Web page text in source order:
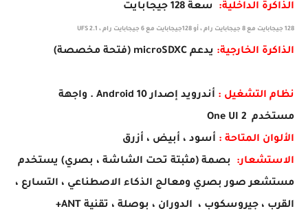
الذاكرة الداخلية: سعة 128 جيجابايت
128 جيجابايت مع 8 جيجابايت رام ، أو 128جيجابايت مع 6 جيجابايت رام ، UFS 2.1
الذاكرة الخارجية: يدعم microSDXC (فتحة مخصصة)
نظام التشغيل :
أندرويد إصدار Android 10 . واجهة
مستخدم One UI 2
الألوان المتاحة : أسود ، أبيض ، أزرق
الاستشعار: بصمة (مثبتة تحت الشاشة ، بصري) يستخدم
مستشعر صور بصري ومعالج الذكاء الاصطناعي ، التسارع ،
القرب ، جيروسكوب ، الدوران ، بوصلة ، تقنية ANT+